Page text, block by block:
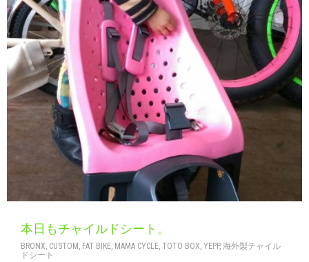
本日もチャイルドシート。
BRONX, CUSTOM , FAT BIKE, MAMA CYCLE, TOTO BOX, YEPP, 海外製チャイル
ドシート